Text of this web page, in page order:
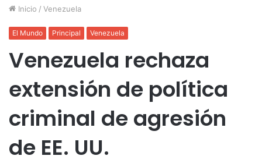
Inicio / Venezuela
El Mundo Principal Venezuela
Venezuela rechaza
extensión de política
criminal de agresión
de EE. UU.